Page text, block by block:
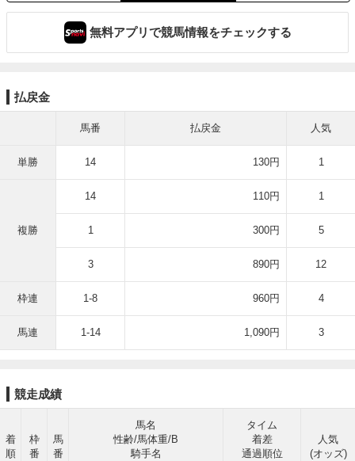
無料アプリで競馬情報をチェックする
払戻金
馬番 払戻金 人気
単勝 14 130円 1
複勝
14 110円 1
1 300円 5
3 890円 12
枠連 1-8 960円 4
馬連 1-14 1,090円 3
競走成績
着
順
枠
番
馬
番
馬名
性齢/馬体重/B
騎手名
タイム
着差
通過順位
人気
(オッズ)